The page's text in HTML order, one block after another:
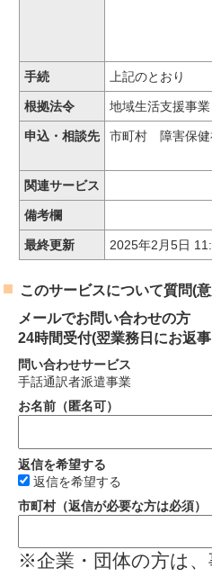
手続 上記のとおり
根拠法令 地域生活支援事業
申込・相談先 市町村 障害保健
関連サービス
備考欄
最終更新 2025年2月5日
このサービスについて質問(
メールでお問い合わせの方
24時間受付(翌業務日にお返
問い合わせサービス
手話通訳者派遣事業
お名前（匿名可）
返信を希望する
返信を希望する
市町村（返信が必要な方は必須）
※企業・団体の方は